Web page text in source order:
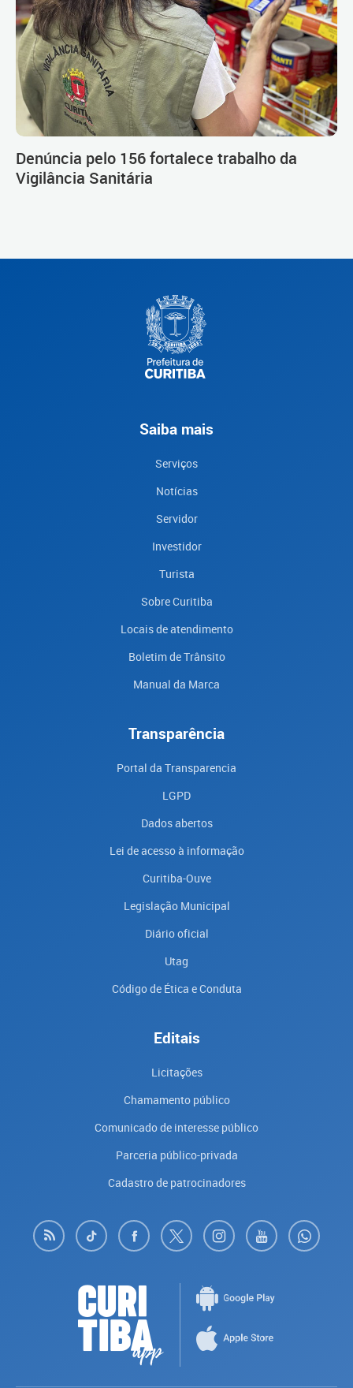
Denúncia pelo 156 fortalece trabalho da
Vigilância Sanitária
Saiba mais
Serviços
Notícias
Servidor
Investidor
Turista
Sobre Curitiba
Locais de atendimento
Boletim de Trânsito
Manual da Marca
Transparência
Portal da Transparencia
LGPD
Dados abertos
Lei de acesso à informação
Curitiba-Ouve
Legislação Municipal
Diário oficial
Utag
Código de Ética e Conduta
Editais
Licitações
Chamamento público
Comunicado de interesse público
Parceria público-privada
Cadastro de patrocinadores